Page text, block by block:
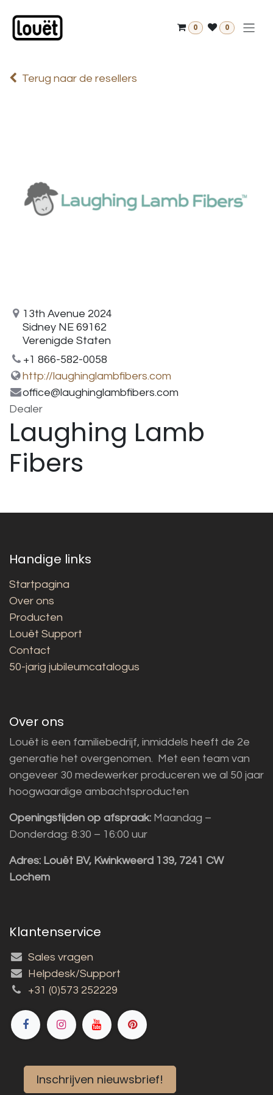
0 0
Terug naar de resellers
13th Avenue 2024
Sidney NE 69162
Verenigde Staten
+1 866-582-0058
http://laughinglambfibers.com
office@laughinglambfibers.com
Dealer
Laughing Lamb
Fibers
Handige links
Startpagina
Over ons
Producten
Louët Support
Contact
50-jarig jubileumcatalogus
Over ons
Louët is een familiebedrijf, inmiddels heeft de 2e
generatie het overgenomen. Met een team van
ongeveer 30 medewerker produceren we al 50 jaar
hoogwaardige ambachtsproducten
Openingstijden op afspraak: Maandag –
Donderdag: 8:30 – 16:00 uur
Adres: Louët BV, Kwinkweerd 139, 7241 CW
Lochem
Klantenservice
Sales vragen
Helpdesk/Support
+31 (0)573 252229
Inschrijven nieuwsbrief!